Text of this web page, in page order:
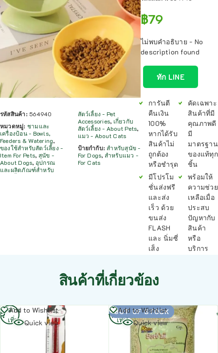
รหัสสินค้า: 564940
หมวดหมู่: ชามและ
เครื่องป้อน - Bowls,
Feeders & Watering,
ของใช้สำหรับสัตว์เลี้ยง -
Item For Pets, สุนัข -
About Dogs, อุปกรณ
และผลิตภัณฑ์สำหรับ
สัตว์เลี้ยง - Pet
Accessories, เกี่ยวกับ
สัตว์เลี้ยง - About Pets,
แมว - About Cats
ป้ายกำกับ:สำหรับสุนัข -
For Dogs, สำหรับแมว -
For Cats
฿79
ไม่พบคำอธิบาย - No
description found
ทัก LINE
การันตี
คืนเงิน
100%
หากได้รับ
สินค้าไม่
ถูกต้อง
หรือชำรุด
มีโปรโม
ชั่นส่งฟรี
และส่ง
เร็ว ด้วย
ขนส่ง
FLASH
และ นิ่มซี่
เส็ง
คัดเฉพาะ
สินค้าที่มี
คุณภาพดี
มี
มาตรฐาน
ของแท้ทุก
ชิ้น
พร้อมให้
ความช่วย
เหลือเมื่อ
ประสบ
ปัญหากับ
สินค้า
หรือ
บริการ
สินค้าที่เกี่ยวข้อง
Add to Wishlist
Quick view
อ่าน
เพิ่ม
OUT OF STOCK
Add to Wishlist
Quick view
อ่าน
เพิ่ม